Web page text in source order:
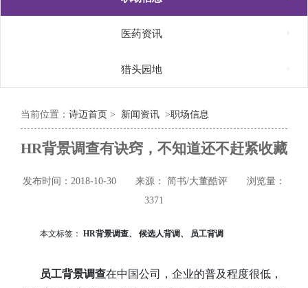
医药资讯
猎头园地
当前位置： 诗迈首页 > 新闻资讯 >职场信息
HR背景调查有诀窍，不知道还不赶紧收藏
发布时间：2018-10-30 来源： 简书/大董酷评
浏览量：
3371
本文标签： HR背景调查、 候选人背调、 员工背调
员工背景调查在中国公司，企业的普及程度很低，